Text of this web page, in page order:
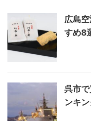
広島
すめ8
呉市
ンキ